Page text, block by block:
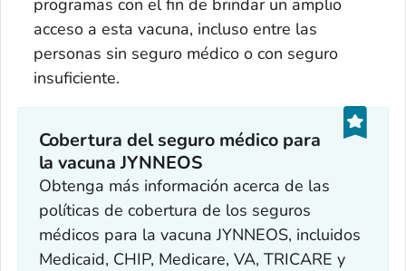
programas con el fin de brindar un amplio
acceso a esta vacuna, incluso entre las
personas sin seguro médico o con seguro
insuficiente.
Cobertura del seguro médico para
la vacuna JYNNEOS
Obtenga más información acerca de las
políticas de cobertura de los seguros
médicos para la vacuna JYNNEOS, incluidos
Medicaid, CHIP, Medicare, VA, TRICARE y